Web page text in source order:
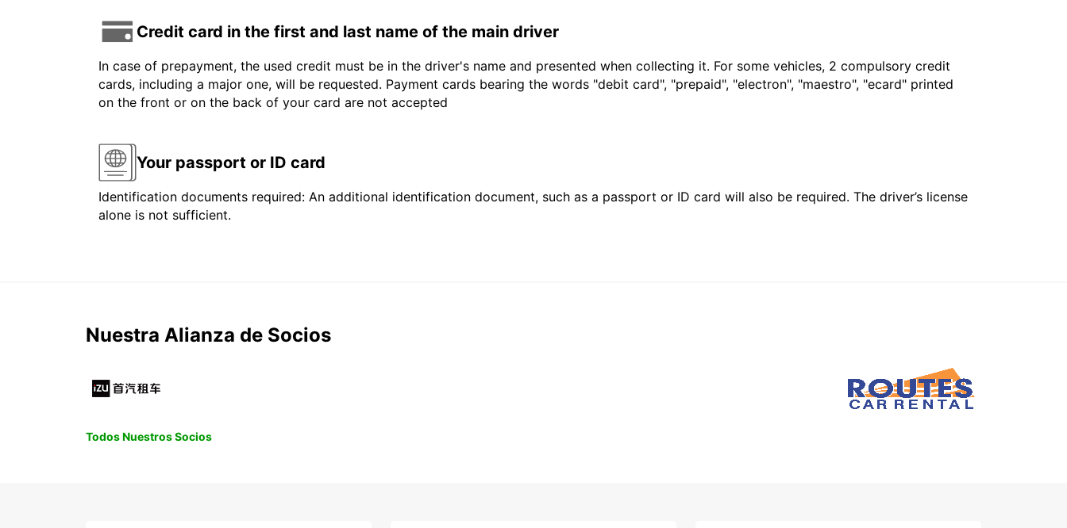
Credit card in the first and last name of the main driver
In case of prepayment, the used credit must be in the driver's name and presented when collecting it. For some vehicles, 2 compulsory credit
cards, including a major one, will be requested. Payment cards bearing the words "debit card", "prepaid", "electron", "maestro", "ecard" printed
on the front or on the back of your card are not accepted
Your passport or ID card
Identification documents required: An additional identification document, such as a passport or ID card will also be required. The driver’s license
alone is not sufficient.
Nuestra Alianza de Socios
Todos Nuestros Socios